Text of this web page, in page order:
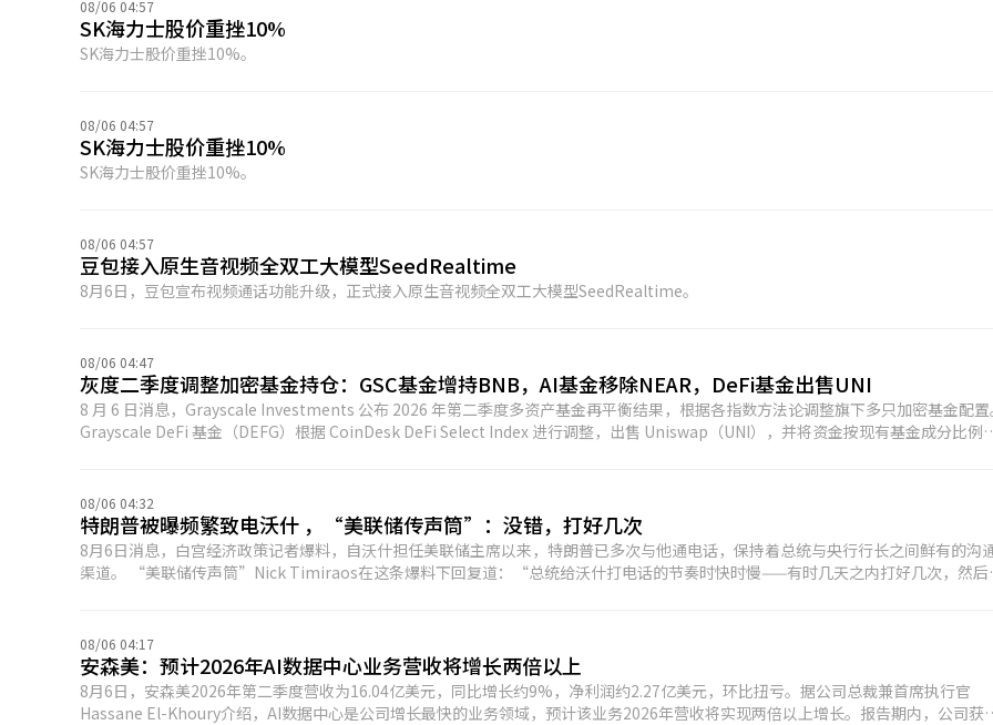
触底后恢复增长，季度末单月收入达到1.69亿美元，累计协议收入突破10亿美元，其中1.41亿美元通过回购方式返还给持有人。
08/06 04:57
SK海力士股价重挫10%
SK海力士股价重挫10%。
08/06 04:57
SK海力士股价重挫10%
SK海力士股价重挫10%。
08/06 04:57
豆包接入原生音视频全双工大模型SeedRealtime
8月6日，豆包宣布视频通话功能升级，正式接入原生音视频全双工大模型SeedRealtime。
08/06 04:47
灰度二季度调整加密基金持仓：GSC基金增持BNB，AI基金移除NEAR，DeFi基金出售UNI
8 月 6 日消息，Grayscale Investments 公布 2026 年第二季度多资产基金再平衡结果，根据各指数方法论调整旗下多只加密基金配
Grayscale DeFi 基金（DEFG）根据 CoinDesk DeFi Select Index 进行调整，出售 Uniswap（UNI），并将资金按现有基金成分比例
Platform Select Capped Index 调整组合，出售部分现有资产，并使用资金买入 BNB，使 BNB 成为该基金最大权重��产。截至 8
3 日，GSC 基金持仓比例为 BNB 30.6%、以太坊（ETH）29.47%、Solana（SOL）29.15%、Cardano（ADA）4.88%、
Hedera（HBAR）2.08%、Avalanche（AVAX）1.92%、Sui（SUI）1.9%。 Grayscale 去中心化 AI 基金（AI Fund）则出售 NEAR
Protocol（NEAR），并将资金重新配置至其他基金成分资产。截至 8 月 3 日，该基金持仓包括 NEAR 31.35%、Bittensor（TAO）
29.15%、Render（RENDER）21.59% 以及 Filecoin（FIL）17.91%。
08/06 04:32
特朗普被曝频繁致电沃什 ，“美联储传声筒”：没错，打好几次
8月6日消息，白宫经济政策记者爆料，自沃什担任美联储主席以来，特朗普已多次与他通电话，保持着总统与央行行长之间鲜有的沟
渠道。 “美联储传声筒”Nick Timiraos在这条爆料下回复道：“总统给沃什打电话的节奏时快时慢——有时几天之内打好几次，然后又
“美联储传声筒”），沦落到只能报道美联储的幕后八卦，因为他们若没人喂料，就做不出真正的经济或货币政策分析。(金十)
08/06 04:17
安森美：预计2026年AI数据中心业务营收将增长两倍以上
8月6日，安森美2026年第二季度营收为16.04亿美元，同比增长约9%，净利润约2.27亿美元，环比扭亏。据公司总裁兼首席执行官
Hassane El-Khoury介绍，AI数据中心是公司增长最快的业务领域，预计该业务2026年营收将实现两倍以上增长。报告期内，公司获